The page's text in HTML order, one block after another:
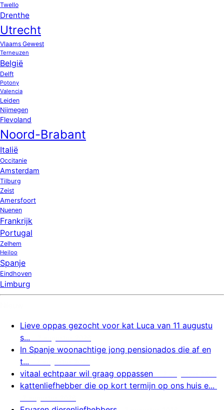
Twello
Drenthe
Utrecht
Vlaams Gewest
Terneuzen
België
Delft
Potony
Valencia
Leiden
Nijmegen
Flevoland
Noord-Brabant
Italië
Occitanie
Amsterdam
Tilburg
Zeist
Amersfoort
Nuenen
Frankrijk
Portugal
Zelhem
Heiloo
Spanje
Eindhoven
Limburg
Lieve oppas gezocht voor kat Luca van 11 augustu
s...
In Spanje woonachtige jong pensionados die af en
t...
vitaal echtpaar wil graag oppassen
kattenliefhebber die op kort termijn op ons huis e...